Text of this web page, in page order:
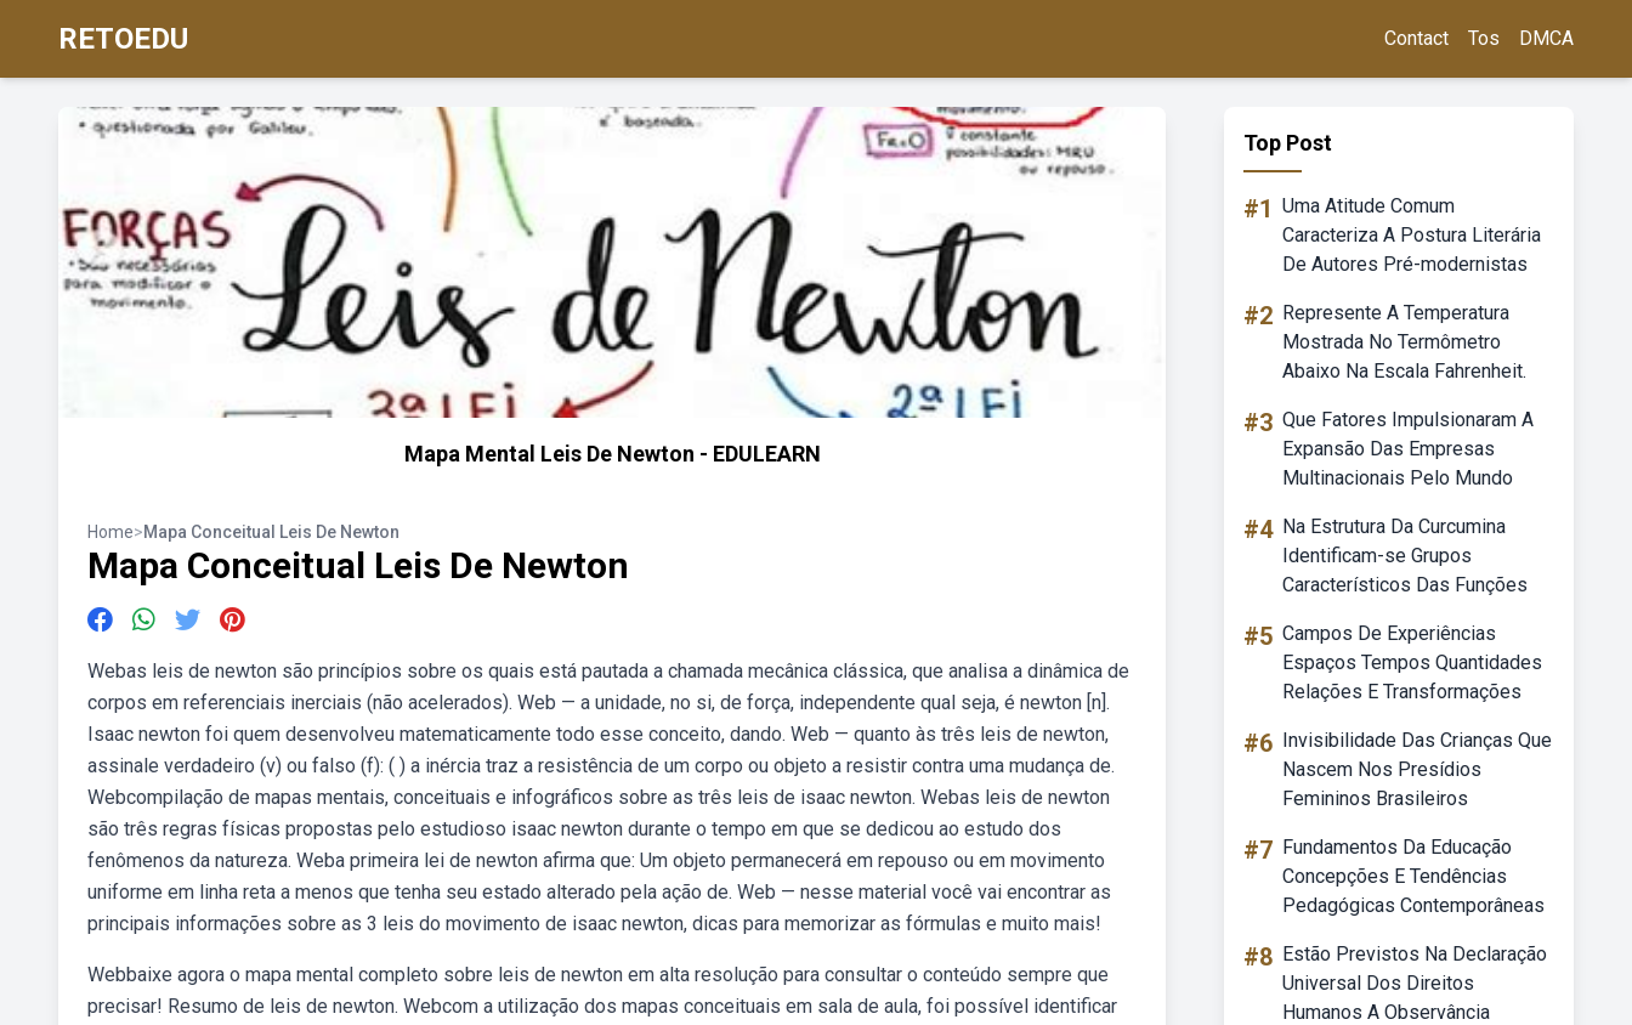
RETOEDU Contact Tos DMCA
Mapa Mental Leis De Newton - EDULEARN
Home>Mapa Conceitual Leis De Newton
Mapa Conceitual Leis De Newton
Webas leis de newton são princípios sobre os quais está pautada a chamada mecânica clássica, que analisa a dinâmica de
corpos em referenciais inerciais (não acelerados). Web — a unidade, no si, de força, independente qual seja, é newton [n].
Isaac newton foi quem desenvolveu matematicamente todo esse conceito, dando. Web — quanto às três leis de newton,
assinale verdadeiro (v) ou falso (f): ( ) a inércia traz a resistência de um corpo ou objeto a resistir contra uma mudança de.
Webcompilação de mapas mentais, conceituais e infográficos sobre as três leis de isaac newton. Webas leis de newton
são três regras físicas propostas pelo estudioso isaac newton durante o tempo em que se dedicou ao estudo dos
fenômenos da natureza. Weba primeira lei de newton afirma que: Um objeto permanecerá em repouso ou em movimento
uniforme em linha reta a menos que tenha seu estado alterado pela ação de. Web — nesse material você vai encontrar as
principais informações sobre as 3 leis do movimento de isaac newton, dicas para memorizar as fórmulas e muito mais!
Webbaixe agora o mapa mental completo sobre leis de newton em alta resolução para consultar o conteúdo sempre que
precisar! Resumo de leis de newton. Webcom a utilização dos mapas conceituais em sala de aula, foi possível identificar
Top Post
#1 Uma Atitude Comum
Caracteriza A Postura Literária
De Autores Pré-modernistas
#2 Represente A Temperatura
Mostrada No Termômetro
Abaixo Na Escala Fahrenheit.
#3 Que Fatores Impulsionaram A
Expansão Das Empresas
Multinacionais Pelo Mundo
#4 Na Estrutura Da Curcumina
Identificam-se Grupos
Característicos Das Funções
#5 Campos De Experiências
Espaços Tempos Quantidades
Relações E Transformações
#6 Invisibilidade Das Crianças Que
Nascem Nos Presídios
Femininos Brasileiros
#7 Fundamentos Da Educação
Concepções E Tendências
Pedagógicas Contemporâneas
#8 Estão Previstos Na Declaração
Universal Dos Direitos
Humanos A Observância